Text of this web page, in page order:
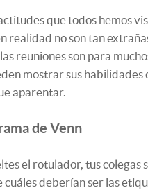
que todos hemos
realidad no son tan
reuniones son para
mostrar sus habilidades
aparentar.
de Venn
el rotulador, tus colegas
deberían ser las